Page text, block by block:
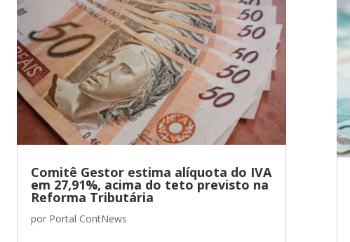
Comitê Gestor estima alíquota do IVA
em 27,91%, acima do teto previsto na
Reforma Tributária
por Portal ContNews